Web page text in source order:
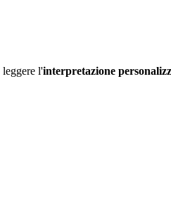
leggere l'interpretazione